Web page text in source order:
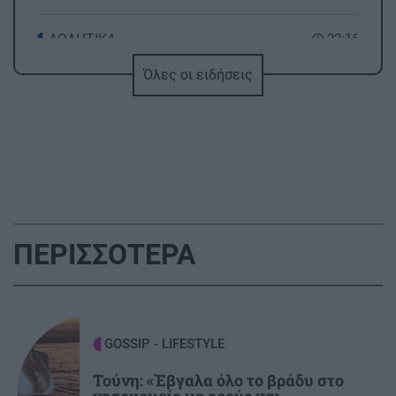
22:16
ΑΘΛΗΤΙΚΑ
Σούπερ Καπ με τον ΟΦΗ
Στα ίχνη του μύθου: Η αναπαράσταση του
"Δράκου" και του θερισμού στην Κοζάνη
ΟΙΚΟΝΟΜΙΑ
ΑΑΔΕ: Ποιοι φορολογούμενοι θα λάβουν email
Όλες οι ειδήσεις
ΠΕΡΙΣΣΟΤΕΡΑ
GOSSIP - LIFESTYLE
Τούνη: «Έβγαλα όλο το βράδυ στο